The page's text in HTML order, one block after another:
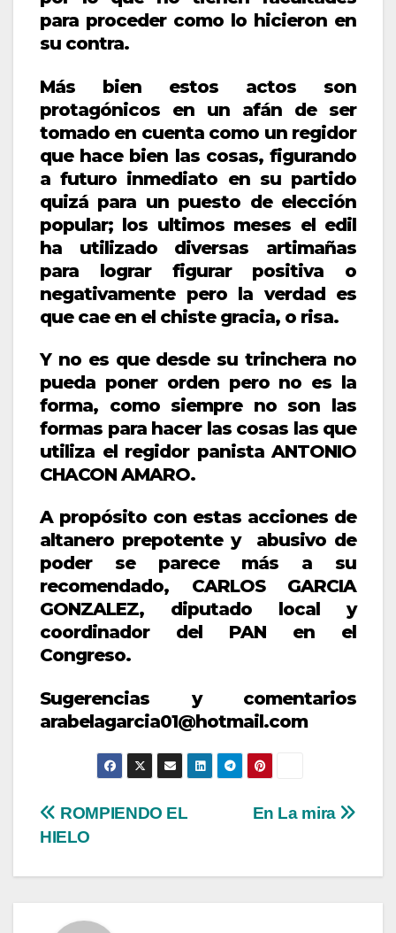
para proceder como lo hicieron en
su contra.
Más bien estos actos son
protagónicos en un afán de ser
tomado en cuenta como un regidor
que hace bien las cosas, figurando
a futuro inmediato en su partido
quizá para un puesto de elección
popular; los ultimos meses el edil
ha utilizado diversas artimañas
para lograr figurar positiva o
negativamente pero la verdad es
que cae en el chiste gracia, o risa.
Y no es que desde su trinchera no
pueda poner orden pero no es la
forma, como siempre no son las
formas para hacer las cosas las que
utiliza el regidor panista ANTONIO
CHACON AMARO.
A propósito con estas acciones de
altanero prepotente y abusivo de
poder se parece más a su
recomendado, CARLOS GARCIA
GONZALEZ, diputado local y
coordinador del PAN en el
Congreso.
Sugerencias y comentarios
arabelagarcia01@hotmail.com
Navegación
En La mira
ROMPIENDO EL
HIELO